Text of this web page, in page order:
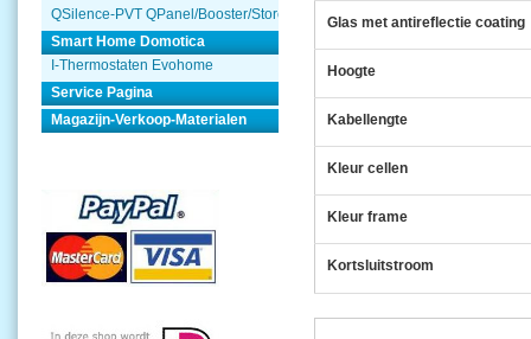
QSilence-PVT QPanel/Booster/Store
Smart Home Domotica
I-Thermostaten Evohome
Service Pagina
Magazijn-Verkoop-Materialen
Glas met antireflectie coating
Hoogte
Kabellengte
Kleur cellen
Kleur frame
Kortsluitstroom